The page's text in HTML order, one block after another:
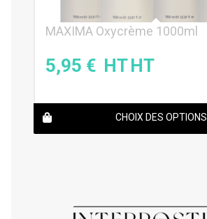
MAXIMA Oxycrème 1000ml
5,95 €
CHOIX DES OPTIONS